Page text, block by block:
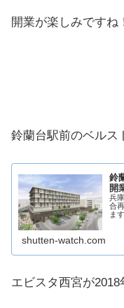
開業が楽しみですね
鈴蘭台駅前のベルス
鈴
開
兵
合
ま
shutten-watch.com
エビスタ西宮が2018